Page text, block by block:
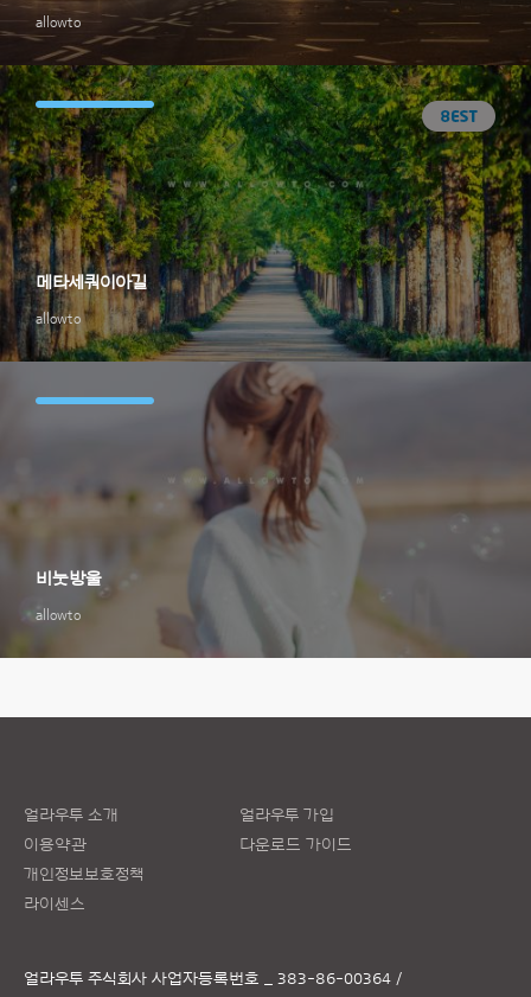
allowto
allowto
메타세쿼이아길
allowto
비눗방울
얼라우투 소개
이용약관
개인정보보호정책
라이센스
얼라우투 가입
다운로드 가이드
얼라우투 주식회사 사업자등록번호 _ 383-86-00364 /